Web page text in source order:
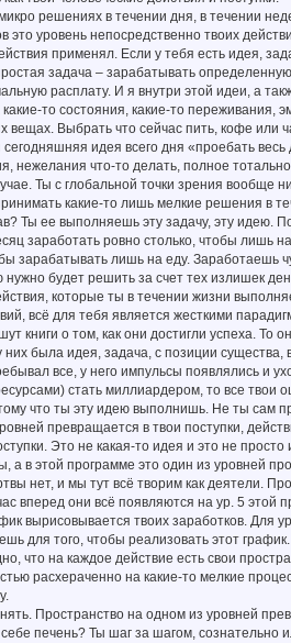
решениях в течении дня, в течении
уровень непосредственно твоих
применял. Если у тебя есть идея,
задача – зарабатывать
расплату. И я внутри этой идеи, а
то состояния, какие-то переживания,
вещах. Выбрать что сейчас пить, кофе или
идея всего дня «проебать весь
нежелания что-то делать, полное
Ты с глобальной точки зрения вообще
какие-то лишь мелкие решения в
Ты ее выполняешь эту задачу, эту идею.
заработать ровно столько, чтобы лишь
зарабатывать лишь на еду. Заработаешь
будет решить за счет тех излишек
которые ты в течении жизни
всё для тебя является жесткими
книги о том, как они достигли успеха. То
была идея, задача, с позиции существа,
все, у него импульсы появлялись и
стать миллиардером, то все твои
что ты эту идею выполнишь. Не ты сам
превращается в твои поступки,
Это не какая-то идея и это не просто
а в этой программе это один из уровней
нет, и мы тут всё творим как деятели.
вперед они всё появляются на ур. 5 этой
вырисовывается твоих заработков. Для
для того, чтобы реализовать этот
что на каждое действие есть свои
расхераченно на какие-то мелкие
Пространство на одном из уровней
печень? Ты шаг за шагом, сознательно